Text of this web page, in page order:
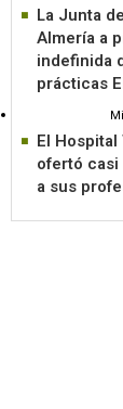
La Junta
Almería a
indefinida
prácticas
El
ofertó
a sus